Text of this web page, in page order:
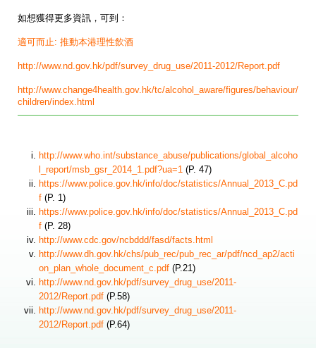
如想獲得更多資訊，可到：
適可而止: 推動本港理性飲酒
http://www.nd.gov.hk/pdf/survey_drug_use/2011-2012/Report.pdf
http://www.change4health.gov.hk/tc/alcohol_aware/figures/behaviour/
children/index.html
http://www.who.int/substance_abuse/publications/global_alcoho
l_report/msb_gsr_2014_1.pdf?ua=1 (P. 47)
https://www.police.gov.hk/info/doc/statistics/Annual_2013_C.pd
f (P. 1)
https://www.police.gov.hk/info/doc/statistics/Annual_2013_C.pd
f (P. 28)
http://www.cdc.gov/ncbddd/fasd/facts.html
http://www.dh.gov.hk/chs/pub_rec/pub_rec_ar/pdf/ncd_ap2/acti
on_plan_whole_document_c.pdf (P.21)
http://www.nd.gov.hk/pdf/survey_drug_use/2011-
2012/Report.pdf (P.58)
http://www.nd.gov.hk/pdf/survey_drug_use/2011-
2012/Report.pdf (P.64)